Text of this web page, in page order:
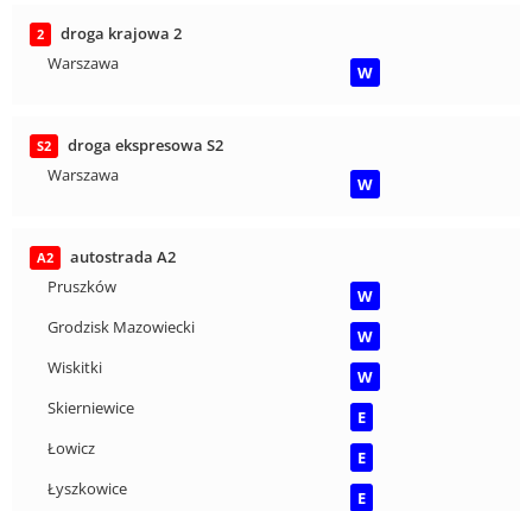
2
droga krajowa 2
Warszawa
W
S2
droga ekspresowa S2
Warszawa
W
A2
autostrada A2
Pruszków
W
Grodzisk Mazowiecki
W
Wiskitki
W
Skierniewice
E
Łowicz
E
Łyszkowice
E